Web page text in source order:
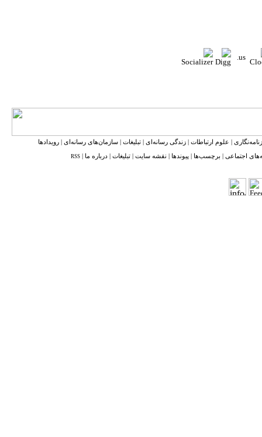
علوم ارتباطات |زندگی رسانه‌ای |تبلیغات سازمان‌های رسانه‌ای |رویدادها
اجتماعی برچسب‌ها پیوندها نقشه ‌سایت تبلیغات |درباره ما |
RSS